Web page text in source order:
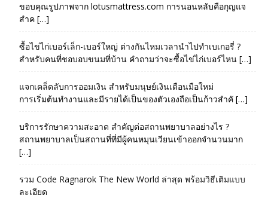
ขอบคุณรูปภาพจาก lotusmattress.com การนอนหลับคือกุญแจ
สำค […]
ซื้อไข่ไก่เบอร์เล็ก-เบอร์ใหญ่ ต่างกันไหมเวลานำไปทำเบเกอรี่ ?
สำหรับคนที่ชอบอบขนมที่บ้าน คำถามว่าจะซื้อไข่ไก่เบอร์ไหน […]
แจกเคล็ดลับการออมเงิน สำหรับมนุษย์เงินเดือนมือใหม่
การเริ่มต้นทำงานและมีรายได้เป็นของตัวเองถือเป็นก้าวสำคั […]
บริการรักษาความสะอาด สำคัญต่อสถานพยาบาลอย่างไร ?
สถานพยาบาลเป็นสถานที่ที่มีผู้คนหมุนเวียนเข้าออกจำนวนมาก
[…]
รวม Code Ragnarok The New World ล่าสุด พร้อมวิธีเติมแบบ
ละเอียด